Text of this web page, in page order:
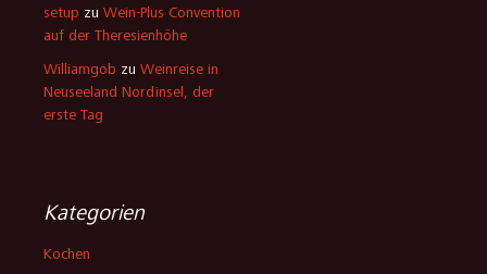
setup zu Wein-Plus Convention
auf der Theresienhöhe
Williamgob zu Weinreise in
Neuseeland Nordinsel, der
erste Tag
Kategorien
Kochen